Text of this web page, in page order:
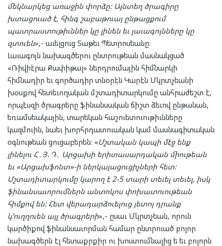
մեկնարկեց առաջին փորձը: Այնտեղ ծրագիրը
խտացուած է, հինգ շաբաթուայ ընթացքում
պատրաստութիւններ կը լինեն եւ լաւագոյնները կը
զտուեն»,- աւելցուց Տաթեւ Պետրոսեանը:
Լաւագոյն նախագծերու ընտրութեան մասնակցած
«Ռիվիէրա Քափիթալ» ներդրումային հիմնարկի
հիմնադիր եւ գործադիր տնօրէն Կարէն Մկրտչեանի
խօսքով հետեւողական մշտադիտարկումը անհրաժեշտ է,
որպէսզի ծրագրերը ֆինանսական ճիշտ ձեւով ընթանան,
եռամսեակային, տարեկան հաշուետուութիւնները
կազմուին, նաեւ խորհրդատուական կամ մասնագիտական
օգնութեան ցուցաբերեն: «Մշտական կապի մէջ ենք
լինելու Հ․Յ․Դ․ Արցախի երիտասարդական միութեան
եւ «Արցախֆոնտ»-ի ներկայացուցիչների հետ:
Մշտադիտարկումը կարող է 2-5 տարի տեւել տեւել, իսկ
ֆինանսաւորումներն անտոկոս փոխատուութեան
հիմքով են: Հետ վերադարձուելուց յետոյ դրանք
կ՚ուղղուեն այլ ծրագրերի»,- ըսաւ Մկրտչեան, որուն
կարծիքով ֆինանսաւորման համար ընտրուած բոլոր
նախագծերն էլ հետաքրքիր ու խոստումնալից ե եւ բոլորն